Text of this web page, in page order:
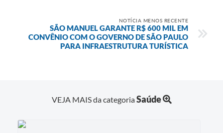
NOTÍCIA MENOS RECENTE
SÃO MANUEL GARANTE R$ 600 MIL EM
CONVÊNIO COM O GOVERNO DE SÃO PAULO
PARA INFRAESTRUTURA TURÍSTICA
VEJA MAIS da categoriaSaúde